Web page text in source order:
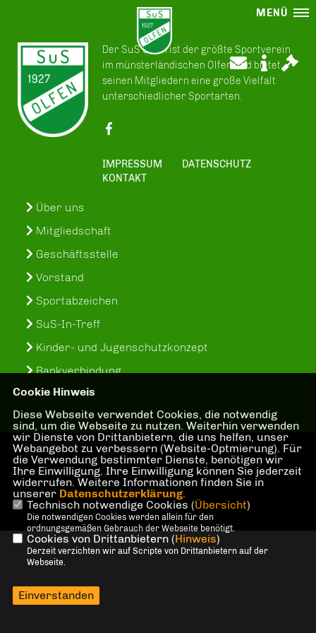
MENÜ
Der SuS Olfen ist der größte Sportverein
im münsterländischen Olfen und bietet
seinen Mitgliedern eine große Vielfalt
unterschiedlicher Sportarten.
IMPRESSUM
DATENSCHUTZ
KONTAKT
Über uns
Mitgliedschaft
Geschäftsstelle
Vorstand
Sportabzeichen
SuS-In-Treff
Kinder- und Jugenschutzkonzept
Bankverbindung
@2026 Spiel und Sport 1927 e. V.
Olfen
Alle Rechte vorbehalten. | 238295
Besucher
REALISATION: SHARKNESS MEDIA GMBH & CO. KG | SEKTION SPORT
Cookie Hinweis
Diese Webseite verwendet Cookies, die notwendig
sind, um die Webseite zu nutzen. Weiterhin verwenden
wir Dienste von Drittanbietern, die uns helfen, unser
Webangebot zu verbessern (Website-Optmierung). Für
die Verwendung bestimmter Dienste, benötigen wir
Ihre Einwilligung. Ihre Einwilligung können Sie jederzeit
widerrufen. Weitere Informationen finden Sie in
unserer Datenschutzerklärung.
Technisch notwendige Cookies (Übersicht)
Die notwendigen Cookies werden allein für den
ordnungsgemäßen Gebrauch der Webseite benötigt.
Cookies von Drittanbietern (Hinweis)
Derzeit verzichten wir auf Scripte von Drittanbietern auf der
Webseite.
Einverstanden